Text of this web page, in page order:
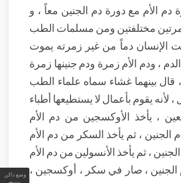
وضع داكن
الأم مع دورة دم الجنين معاً ، و
مختلفتين ومن مسلمات الطب
الإنسان دماً من غير زمرته يموت
، ودم الأم زمرة ودم جنينها زمرة
قال بينهما غشاء سماه علماء الطب
، لأنه يقوم بأعمال لا يستطيعها أطباء
، يأخذ الأوكسجين من دم الأم
، ثم يأخذ السكر من دم الأم
، ثم يأخذ الأنسولين من دم الأم
، صار في سكر ، أوكسجين ،